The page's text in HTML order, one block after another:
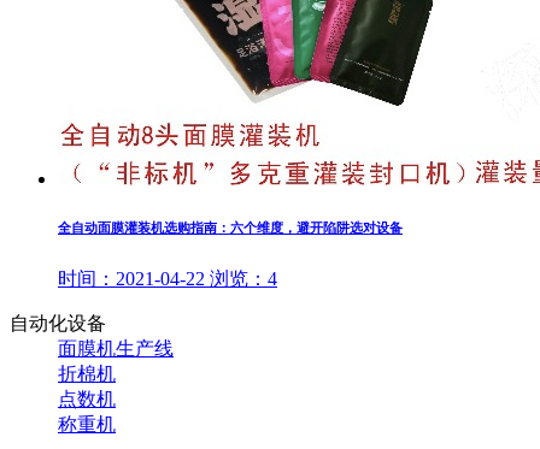
全自动面膜灌装机选购指南：六个维度，避开陷阱选对设备
时间： 2021-04-22 浏览： 4
自动化设备
面膜机生产线
折棉机
点数机
称重机